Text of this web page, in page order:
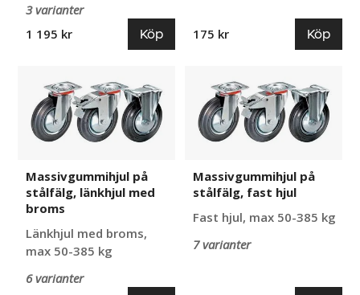
3 varianter
1 195 kr
Köp 175 kr Köp
stålfälg,
länkhjul
med
Massivgummihjul på
stålfälg, länkhjul med
broms
Länkhjul med broms,
max 50-385 kg
6 varianter
stålfälg,
fast
hjul
Massivgummihjul på
stålfälg, fast hjul
Fast hjul, max 50-385 kg
7 varianter